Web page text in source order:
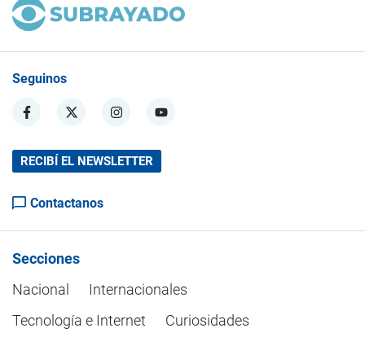
Seguinos
RECIBÍ EL NEWSLETTER
Contactanos
Secciones
Nacional
Internacionales
Tecnología e Internet
Curiosidades